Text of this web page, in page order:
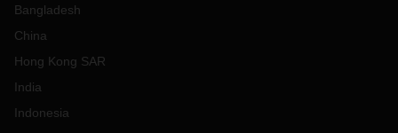
Bangladesh
China
Hong Kong SAR
India
Indonesia